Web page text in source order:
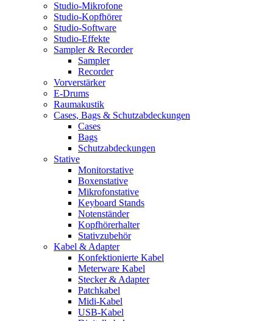
Studio-Mikrofone
Studio-Kopfhörer
Studio-Software
Studio-Effekte
Sampler & Recorder
Sampler
Recorder
Vorverstärker
E-Drums
Raumakustik
Cases, Bags & Schutzabdeckungen
Cases
Bags
Schutzabdeckungen
Stative
Monitorstative
Boxenstative
Mikrofonstative
Keyboard Stands
Notenständer
Kopfhörerhalter
Stativzubehör
Kabel & Adapter
Konfektionierte Kabel
Meterware Kabel
Stecker & Adapter
Patchkabel
Midi-Kabel
USB-Kabel